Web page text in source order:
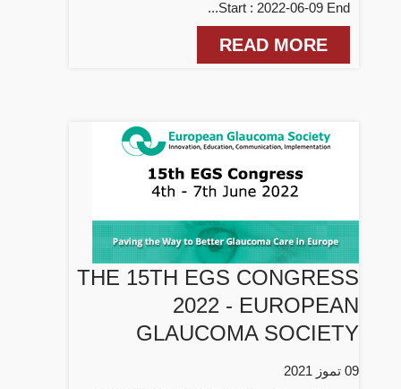
Start : 2022-06-09 End...
READ MORE
THE 15TH EGS CONGRESS
2022 - EUROPEAN
GLAUCOMA SOCIETY
09 تموز 2021